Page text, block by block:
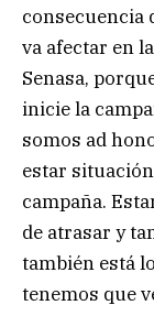
consecuencia
va afectar en
Senasa,
inicie la
somos ad
estar
campaña.
de atrasar y
también está
tenemos que